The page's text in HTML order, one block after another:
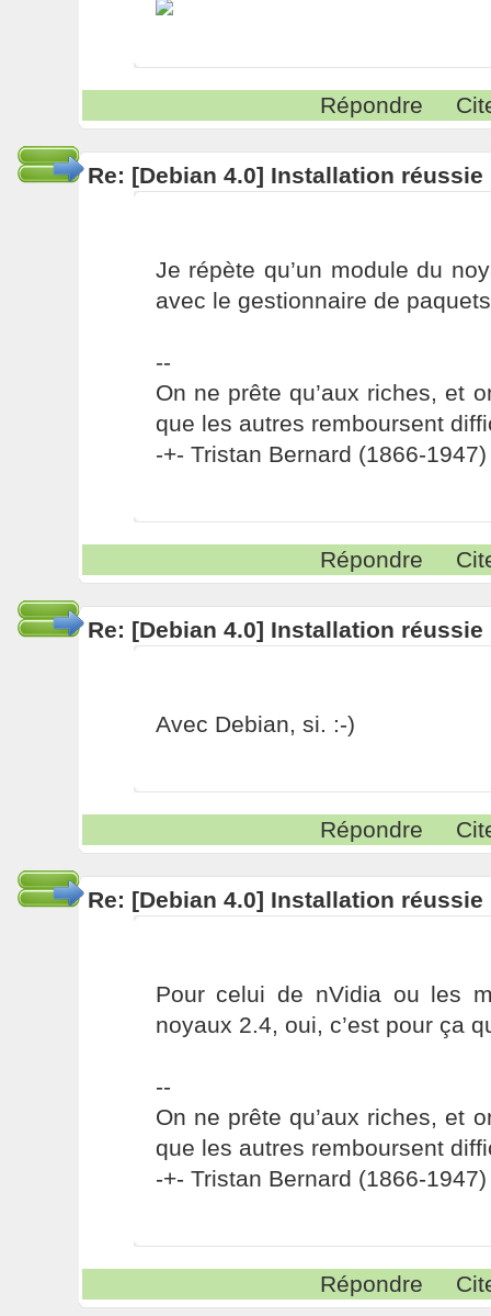
Répondre
Re: [Debian 4.0] Installation
Je répète qu’un module du
avec le gestionnaire de
--
On ne prête qu’aux riches, et
que les autres remboursent
-+- Tristan Bernard (1866-1947)
Répondre
Re: [Debian 4.0] Installation
Avec Debian, si. :-)
Répondre
Re: [Debian 4.0] Installation
Pour celui de nVidia ou les
noyaux 2.4, oui, c’est pour ça
--
On ne prête qu’aux riches, et
que les autres remboursent
-+- Tristan Bernard (1866-1947)
Répondre